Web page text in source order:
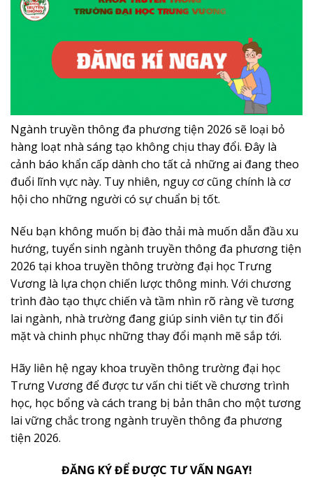
Ngành truyền thông đa phương tiện 2026 sẽ loại bỏ
hàng loạt nhà sáng tạo không chịu thay đổi. Đây là
cảnh báo khẩn cấp dành cho tất cả những ai đang theo
đuổi lĩnh vực này. Tuy nhiên, nguy cơ cũng chính là cơ
hội cho những người có sự chuẩn bị tốt.
Nếu bạn không muốn bị đào thải mà muốn dẫn đầu xu
hướng, tuyển sinh ngành truyền thông đa phương tiện
2026 tại khoa truyền thông trường đại học Trưng
Vương là lựa chọn chiến lược thông minh. Với chương
trình đào tạo thực chiến và tầm nhìn rõ ràng về tương
lai ngành, nhà trường đang giúp sinh viên tự tin đối
mặt và chinh phục những thay đổi mạnh mẽ sắp tới.
Hãy liên hệ ngay khoa truyền thông trường đại học
Trưng Vương để được tư vấn chi tiết về chương trình
học, học bổng và cách trang bị bản thân cho một tương
lai vững chắc trong ngành truyền thông đa phương
tiện 2026.
ĐĂNG KÝ ĐỂ ĐƯỢC TƯ VẤN NGAY!